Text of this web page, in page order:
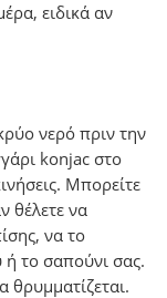
ειδικά αν
νερό πριν την
konjac στο
Μπορείτε
θέλετε να
να το
ή το σαπούνι σας.
θρυμματίζεται.